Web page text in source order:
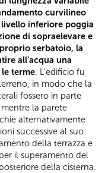
curvilineo
inferiore poggia
di sopraelevare e
serbatoio, la
all’acqua una
terme. L'edificio fu
in modo che la
fossero in parte
la parete
alternativamente
successive al suo
della terrazza e
il superamento del
della cisterna.